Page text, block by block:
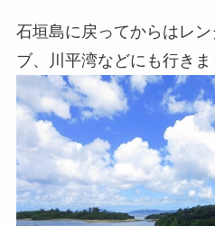
石垣島に戻ってからはレ
ブ、川平湾などにも行きま